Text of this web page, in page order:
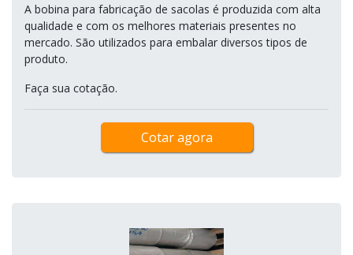
A bobina para fabricação de sacolas é produzida com alta
qualidade e com os melhores materiais presentes no
mercado. São utilizados para embalar diversos tipos de
produto.
Faça sua cotação.
Cotar agora